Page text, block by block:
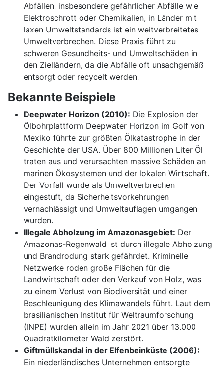
Abfällen, insbesondere gefährlicher Abfälle wie
Elektroschrott oder Chemikalien, in Länder mit
laxen Umweltstandards ist ein weitverbreitetes
Umweltverbrechen. Diese Praxis führt zu
schweren Gesundheits- und Umweltschäden in
den Zielländern, da die Abfälle oft unsachgemäß
entsorgt oder recycelt werden.
Bekannte Beispiele
Deepwater Horizon (2010): Die Explosion der
Ölbohrplattform Deepwater Horizon im Golf von
Mexiko führte zur größten Ölkatastrophe in der
Geschichte der USA. Über 800 Millionen Liter Öl
traten aus und verursachten massive Schäden an
marinen Ökosystemen und der lokalen Wirtschaft.
Der Vorfall wurde als Umweltverbrechen
eingestuft, da Sicherheitsvorkehrungen
vernachlässigt und Umweltauflagen umgangen
wurden.
Illegale Abholzung im Amazonasgebiet: Der
Amazonas-Regenwald ist durch illegale Abholzung
und Brandrodung stark gefährdet. Kriminelle
Netzwerke roden große Flächen für die
Landwirtschaft oder den Verkauf von Holz, was
zu einem Verlust von Biodiversität und einer
Beschleunigung des Klimawandels führt. Laut dem
brasilianischen Institut für Weltraumforschung
(INPE) wurden allein im Jahr 2021 über 13.000
Quadratkilometer Wald zerstört.
Giftmüllskandal in der Elfenbeinküste (2006):
Ein niederländisches Unternehmen entsorgte